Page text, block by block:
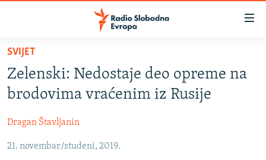
Pređite
glavni
sadržaj
na
navigaciju
VIJESTI
BOSNA I HERCEGOVINA
KOSOVO
CRNA GORA
SVIJET
Zelenski: Nedostaje deo opreme na
brodovima vraćenim iz Rusije
Dragan Štavljanin
21. novembar/studeni, 2019.